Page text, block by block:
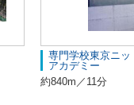
専門学校東京ニッ
アカデミー
約840m／11分